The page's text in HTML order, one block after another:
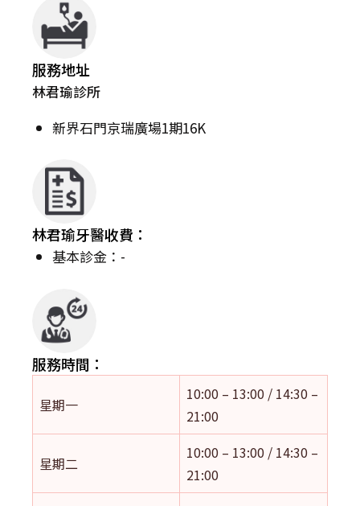
服務地址
林君瑜診所
新界石門京瑞廣場1期16K
林君瑜牙醫收費：
基本診金：-
服務時間：
星期一
10:00 – 13:00 / 14:30 –
21:00
星期二
10:00 – 13:00 / 14:30 –
21:00